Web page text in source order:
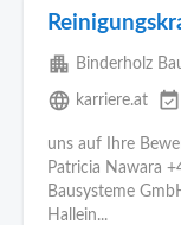
apartment Binderholz
language karriere.at event_available
uns auf Ihre
Patricia Nawara
Bausysteme
Hallein...